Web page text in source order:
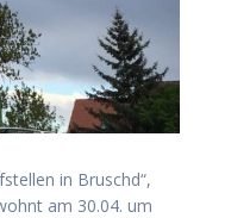
in Bruschd“,
am 30.04. um